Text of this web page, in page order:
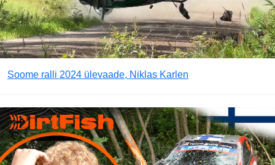
Soome ralli 2024 ülevaade, Niklas Karlen